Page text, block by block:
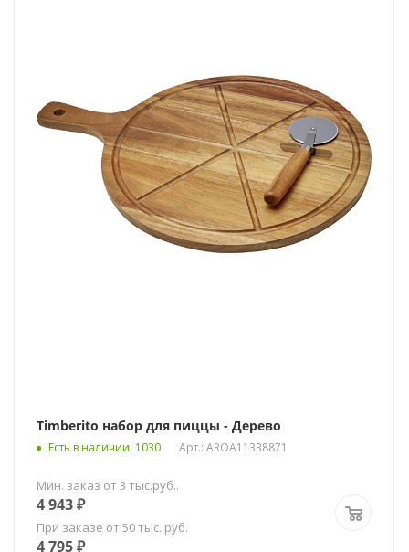
Timberito набор для пиццы - Дерево
Есть в наличии: 1030 Арт.: AROA11338871
Мин. заказ от 3 тыс.руб..
4 943₽
При заказе от 50 тыс. руб.
4 795₽